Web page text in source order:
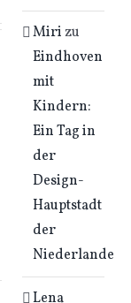
Mirizu
Eindhoven
mit
Kindern:
Ein Tag in
der
Design-
Hauptstadt
der
Niederlande
Lena